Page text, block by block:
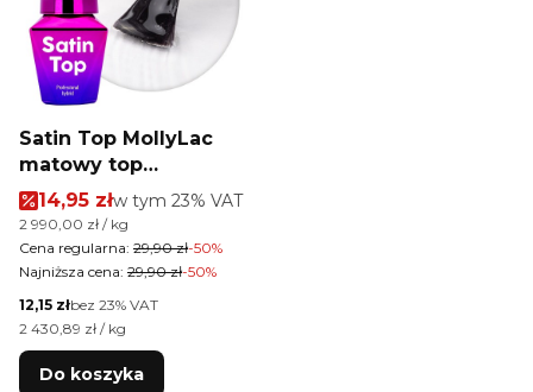
Satin Top MollyLac
matowy top
nawierzchniowy no
wipe bez
przemywania Clear 10
g
Cena promocyjna brutto
14,95 złw tym %s VAT
w tym 23% VAT
Cena jednostkowa brutto
2 990,00 zł / kg
Cena regularna: 29,90 zł-50%
Najniższa cena: 29,90 zł-50%
Cena netto
12,15 złbez 23% VAT
Cena jednostkowa netto
2 430,89 zł / kg
Do koszyka